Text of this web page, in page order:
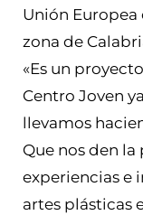
Unión Europea
zona de
«Es un
Centro Joven
llevamos
Que nos den
experiencias e
artes plásticas